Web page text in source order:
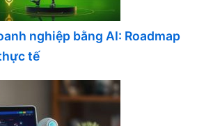
nghiệp bằng AI: Roadmap
tế